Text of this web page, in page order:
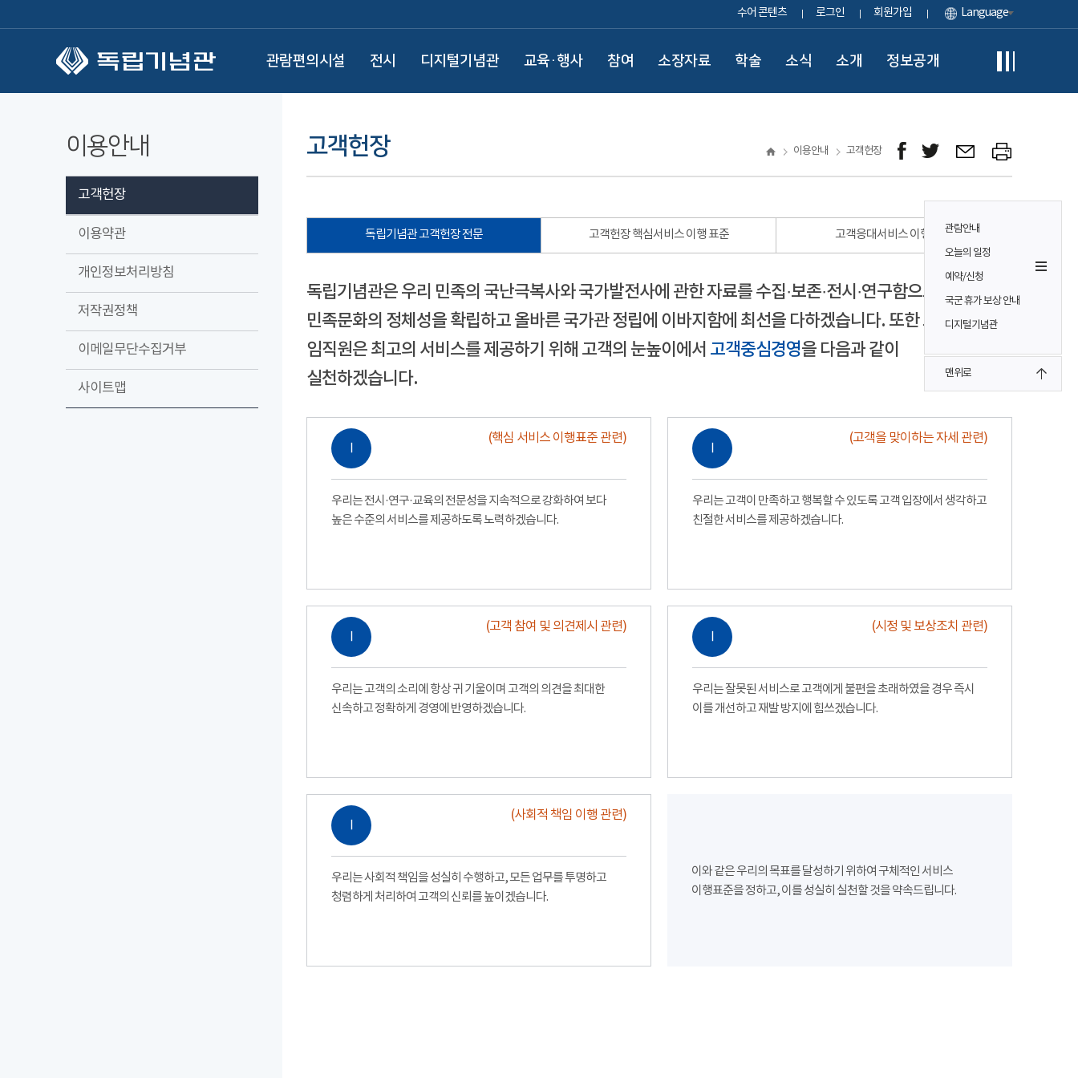
수어 콘텐츠 로그인 회원가입 Language
관람편의시설 전시 디지털기념관 교육·행사 참여 소장자료 학술 소식 소개 정보공개
관람안내
오늘의 일정
예약/신청
국군 휴가 보상 안내
디지털기념관
맨위로
이용안내
고객헌장
이용약관
개인정보처리방침
저작권정책
이메일무단수집거부
사이트맵
고객헌장 이용안내 고객헌장
독립기념관 고객헌장 전문 고객헌장 핵심서비스 이행 표준 고객응대서비스 이행 표준
독립기념관은 우리 민족의 국난극복사와 국가발전사에 관한 자료를 수집·보존·전시·연구함으로써
민족문화의 정체성을 확립하고 올바른 국가관 정립에 이바지함에 최선을 다하겠습니다. 또한 모든
임직원은 최고의 서비스를 제공하기 위해 고객의 눈높이에서 고객중심경영을 다음과 같이
실천하겠습니다.
Ⅰ
(핵심 서비스 이행표준 관련)
우리는 전시·연구·교육의 전문성을 지속적으로 강화하여 보다
높은 수준의 서비스를 제공하도록 노력하겠습니다.
Ⅰ
(고객을 맞이하는 자세 관련)
우리는 고객이 만족하고 행복할 수 있도록 고객 입장에서 생각하고
친절한 서비스를 제공하겠습니다.
Ⅰ
(고객 참여 및 의견제시 관련)
우리는 고객의 소리에 항상 귀 기울이며 고객의 의견을 최대한
신속하고 정확하게 경영에 반영하겠습니다.
Ⅰ
(시정 및 보상조치 관련)
우리는 잘못된 서비스로 고객에게 불편을 초래하였을 경우 즉시
이를 개선하고 재발 방지에 힘쓰겠습니다.
Ⅰ
(사회적 책임 이행 관련)
우리는 사회적 책임을 성실히 수행하고, 모든 업무를 투명하고
청렴하게 처리하여 고객의 신뢰를 높이겠습니다.
이와 같은 우리의 목표를 달성하기 위하여 구체적인 서비스
이행표준을 정하고, 이를 성실히 실천할 것을 약속드립니다.